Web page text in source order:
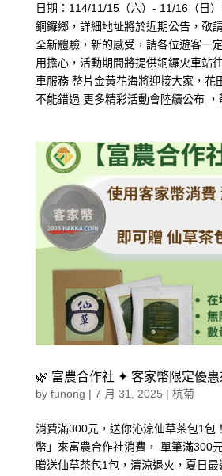
日期：114/11/15（六）- 11/16（日
銅鑼鄉，詳細地址將於近期公告，敬
全新體驗，新的感受，請各位遊客一
用擔心，活動期間將提供銅鑼火車站
車服務 整片金黃花海將迎接大家，花
不能錯過 更多精彩活動會陸續公布 ，
🌿 富農合作社 ✦ 客家幣限定優惠
by funong | 7 月 31, 2025 | 杭菊
消費滿300元，送你沁涼仙草茶包1包
幣」來富農合作社消費， 單筆滿300
贈送仙草茶包1包，清涼退火，夏日